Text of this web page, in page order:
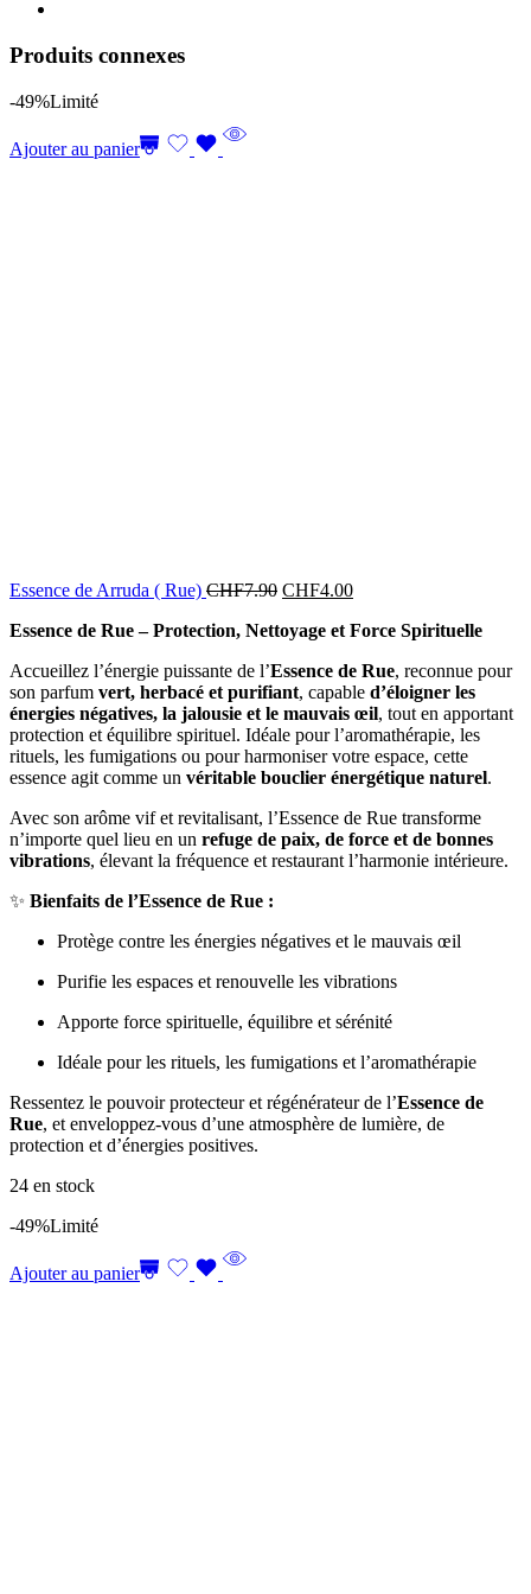
Produits connexes
-49%Limité
Ajouter au panier
Essence de Arruda ( Rue) CHF7.90 CHF4.00
Essence de Rue – Protection, Nettoyage et Force Spirituelle
Accueillez l’énergie puissante de l’Essence de Rue, reconnue pour
son parfum vert, herbacé et purifiant, capable d’éloigner les
énergies négatives, la jalousie et le mauvais œil, tout en apportant
protection et équilibre spirituel. Idéale pour l’aromathérapie, les
rituels, les fumigations ou pour harmoniser votre espace, cette
essence agit comme un véritable bouclier énergétique naturel.
Avec son arôme vif et revitalisant, l’Essence de Rue transforme
n’importe quel lieu en un refuge de paix, de force et de bonnes
vibrations, élevant la fréquence et restaurant l’harmonie intérieure.
✨ Bienfaits de l’Essence de Rue :
Protège contre les énergies négatives et le mauvais œil
Purifie les espaces et renouvelle les vibrations
Apporte force spirituelle, équilibre et sérénité
Idéale pour les rituels, les fumigations et l’aromathérapie
Ressentez le pouvoir protecteur et régénérateur de l’Essence de
Rue, et enveloppez-vous d’une atmosphère de lumière, de
protection et d’énergies positives.
24 en stock
-49%Limité
Ajouter au panier